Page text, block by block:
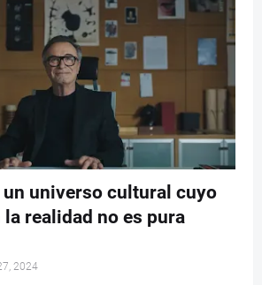
universo cultural cuyo
realidad no es pura
2024